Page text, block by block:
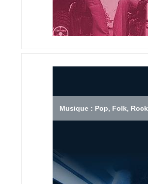
Musique : Pop, Folk, Rock